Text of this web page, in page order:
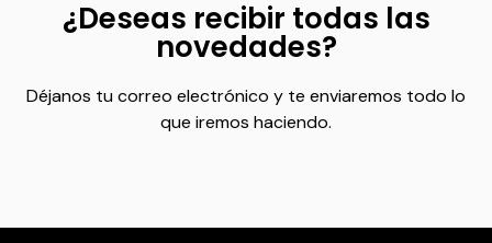
¿Deseas recibir todas las
novedades?
Déjanos tu correo electrónico y te enviaremos todo lo
que iremos haciendo.